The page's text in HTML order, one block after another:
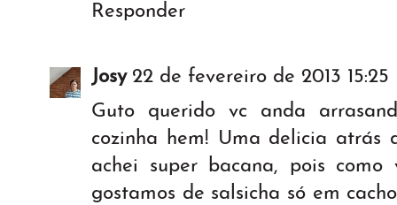
Responder
Josy 22 de fevereiro de 2013 15:25
Guto querido vc anda
cozinha hem! Uma delicia atrás
achei super bacana, pois
gostamos de salsicha só em